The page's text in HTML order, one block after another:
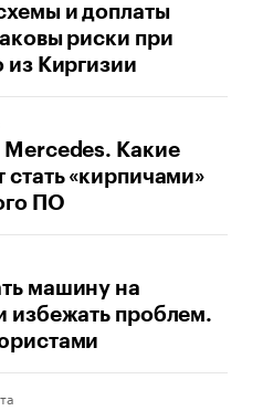
и доплаты
риски при
из Киргизии
Mercedes. Какие
стать «кирпичами»
ПО
машину на
избежать проблем.